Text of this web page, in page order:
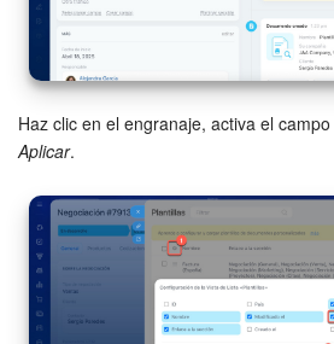
Haz clic en el engranaje, activa el campo
Aplicar.